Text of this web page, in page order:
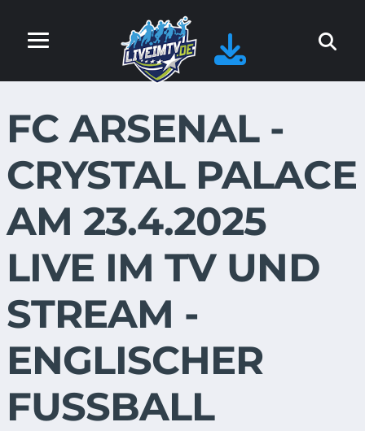
FC ARSENAL -
CRYSTAL PALACE
AM 23.4.2025
LIVE IM TV UND
STREAM -
ENGLISCHER
FUSSBALL